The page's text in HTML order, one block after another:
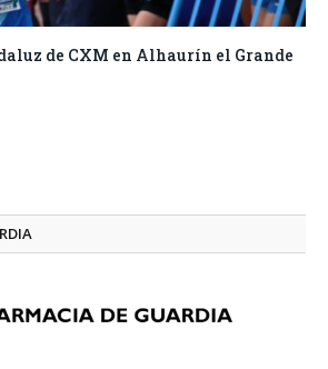
de CXM en Alhaurín el Grande